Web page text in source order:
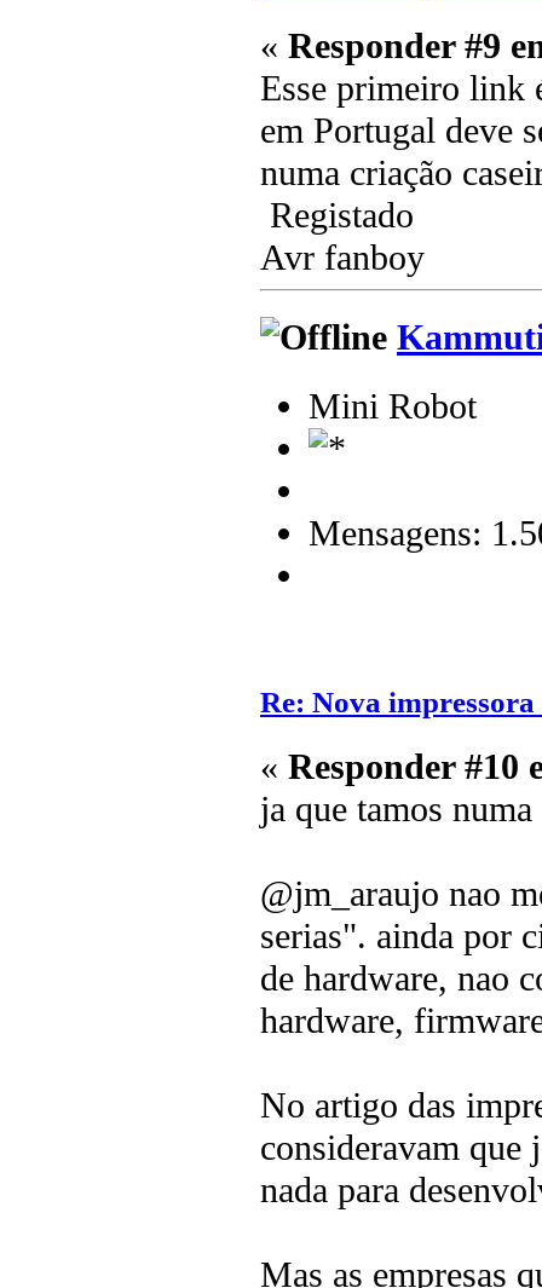
« Responder #9
Esse primeiro link
em Portugal deve
numa criação
Registado
Avr fanboy
Mini Robot
Mensagens:
Re: Nova
« Responder #10
ja que tamos
@jm_araujo nao
serias". ainda por
de hardware, nao
hardware,
No artigo das
consideravam que
nada para
Mas as empresas